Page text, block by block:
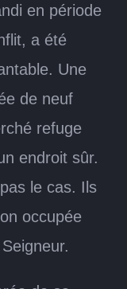
en période
a été
Une
de neuf
refuge
endroit sûr.
le cas. Ils
occupée